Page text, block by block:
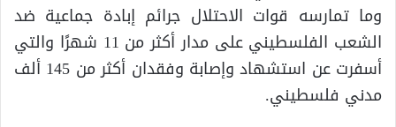
وما تمارسه قوات الاحتلال جرائم إبادة جماعية ضد
الشعب الفلسطيني على مدار أكثر من 11 شهرًا والتي
أسفرت عن استشهاد وإصابة وفقدان أكثر من 145 ألف
مدني فلسطيني.